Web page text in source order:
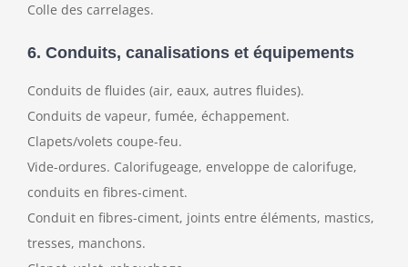
Colle des carrelages.
6. Conduits, canalisations et équipements
Conduits de fluides (air, eaux, autres fluides).
Conduits de vapeur, fumée, échappement.
Clapets/volets coupe-feu.
Vide-ordures. Calorifugeage, enveloppe de calorifuge,
conduits en fibres-ciment.
Conduit en fibres-ciment, joints entre éléments, mastics,
tresses, manchons.